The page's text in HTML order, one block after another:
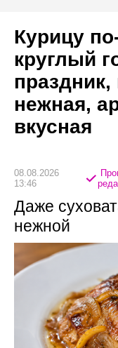
Курицу
круглый
нежная,
вкусная
08.08.2026
13:46
Даже
нежной